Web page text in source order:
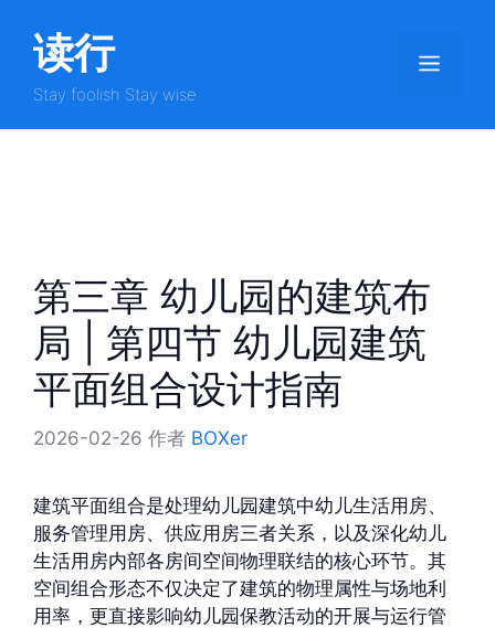
读行
Stay foolish Stay wise
菜
单
第三章 幼儿园的建筑布
局 | 第四节 幼儿园建筑
平面组合设计指南
2026-02-26 作者 BOXer
建筑平面组合是处理幼儿园建筑中幼儿生活用房、
服务管理用房、供应用房三者关系，以及深化幼儿
生活用房内部各房间空间物理联结的核心环节。其
空间组合形态不仅决定了建筑的物理属性与场地利
用率，更直接影响幼儿园保教活动的开展与运行管